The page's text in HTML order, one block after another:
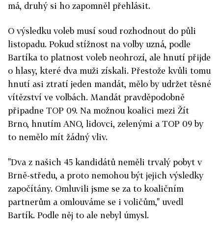
má, druhý si ho zapomněl přehlásit.
O výsledku voleb musí soud rozhodnout do půli
listopadu. Pokud stížnost na volby uzná, podle
Bartíka to platnost voleb neohrozí, ale hnutí přijde
o hlasy, které dva muži získali. Přestože kvůli tomu
hnutí asi ztratí jeden mandát, mělo by udržet těsné
vítězství ve volbách. Mandát pravděpodobně
připadne TOP 09. Na možnou koalici mezi Žít
Brno, hnutím ANO, lidovci, zelenými a TOP 09 by
to nemělo mít žádný vliv.
"Dva z našich 45 kandidátů neměli trvalý pobyt v
Brně-středu, a proto nemohou být jejich výsledky
započítány. Omluvili jsme se za to koaličním
partnerům a omlouváme se i voličům," uvedl
Bartík. Podle něj to ale nebyl úmysl.